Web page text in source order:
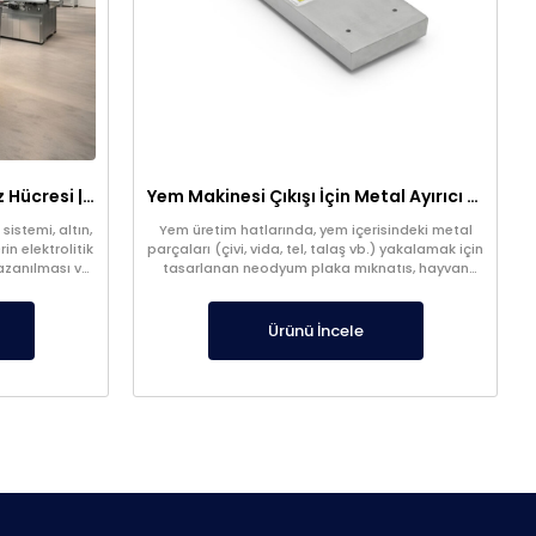
316 Paslanmaz 1m³ Elektroliz Hücresi | 7 Katot 8 Anot Altın Gümüş Rafinasyon Sistemi
altın,
elektrolitik
ve
şekilde
iyonlarının
üretim elde
ve güvenilir
Yem Makinesi Çıkışı İçin Metal Ayırıcı Plaka Mıknatıs
Yem üretim hatlarında, yem içerisindeki metal
parçaları (çivi, vida, tel, talaş vb.) yakalamak için
tasarlanan neodyum plaka mıknatıs, hayvan
Yem makinesi çıkışına uygun özel ölçü üretim
yapılabilir.
Ürünü İncele